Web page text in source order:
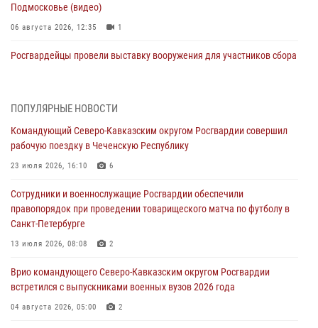
Подмосковье (видео)
06 августа 2026, 12:35 1
Росгвардейцы провели выставку вооружения для участников сбора
второй годовщине вторжения ВСУ на территорию области
06 августа 2026, 11:56
угрожавшего подростку травматическим пистолетом
06 августа 2026, 11:33 1
В Зауралье при содействии СОБР Росгвардии ликвидирована
06 августа 2026, 11:27
В Москве росгвардейцы задержали троих мужчин, устроивших
ПОПУЛЯРНЫЕ НОВОСТИ
Командующий Северо-Кавказским округом Росгвардии совершил
рабочую поездку в Чеченскую Республику
23 июля 2026, 16:10 6
Сотрудники и военнослужащие Росгвардии обеспечили
правопорядок при проведении товарищеского матча по футболу в
Санкт-Петербурге
13 июля 2026, 08:08 2
Врио командующего Северо-Кавказским округом Росгвардии
встретился с выпускниками военных вузов 2026 года
04 августа 2026, 05:00 2